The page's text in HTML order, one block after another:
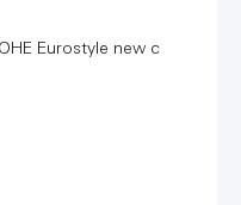
Eurostyle new с